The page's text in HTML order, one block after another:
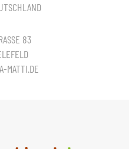
83
MATTI.DE